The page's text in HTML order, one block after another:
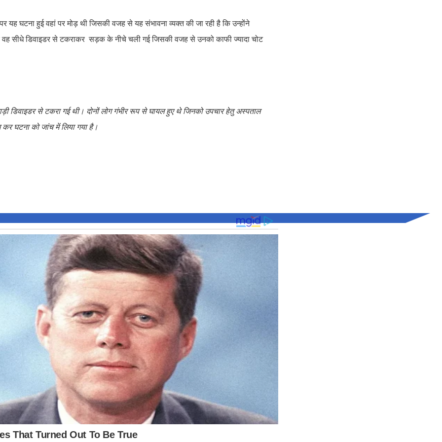
घटना हुई वहां पर मोड़ थी जिसकी वजह से यह संभावना व्यक्त की जा रही है कि उन्होंने
वह सीधे डिवाइडर से टकराकर सड़क के नीचे चली गई जिसकी वजह से उनको काफी ज्यादा चोट
डिवाइडर से टकरा गई थी। दोनों लोग गंभीर रूप से घायल हुए थे जिनको उपचार हेतु अस्पताल
कर घटना को जांच में लिया गया है।